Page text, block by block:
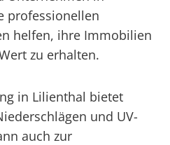
professionellen
helfen, ihre Immobilien
zu erhalten.
in Lilienthal bietet
und UV-
auch zur